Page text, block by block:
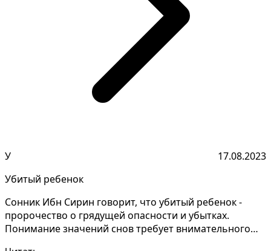
У
17.08.2023
Убитый ребенок
Сонник Ибн Сирин говорит, что убитый ребенок -
пророчество о грядущей опасности и убытках.
Понимание значений снов требует внимательного